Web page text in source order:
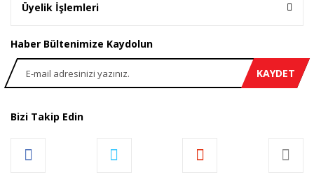
Üyelik İşlemleri
Haber Bültenimize Kaydolun
KAYDET
Bizi Takip Edin